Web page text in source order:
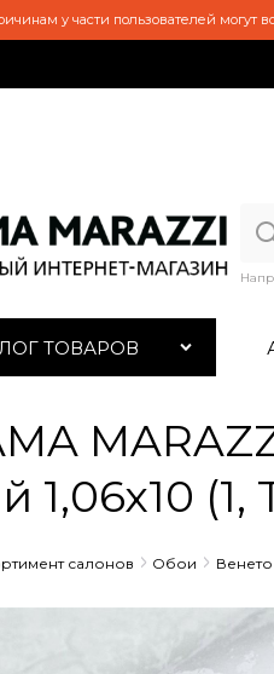
у части пользователей могут
ТОВАРОВ
1,06х10
салонов Обои Венето